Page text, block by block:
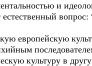
и
европейскую
культуру в